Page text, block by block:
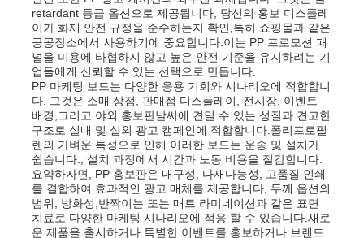
PP 파이프
폴리프로필렌 파이프 피팅
retardant 등급 옵션으로 제공됩니다, 당신의 홍보 디스플레
이가 화재 안전 규정을 준수하는지 확인,특히 쇼핑몰과 같은
공공장소에서 사용하기에 중요합니다.이는 PP 프로모션 패
널을 미용에 타협하지 않고 높은 안전 기준을 유지하려는 기
업들에게 신뢰할 수 있는 선택으로 만듭니다.
PP 마케팅 보드는 다양한 응용 기회와 시나리오에 적합합니
다. 그것은 소매 상점, 판매점 디스플레이, 전시장, 이벤트
배경,그리고 야외 홍보판날씨에 견딜 수 있는 성질과 견고한
구조로 실내 및 실외 광고 캠페인에 적합합니다.폴리프로필
렌의 가벼운 특성으로 인해 이러한 보드는 운송 및 설치가
쉽습니다., 설치 과정에서 시간과 노동 비용을 절감합니다.
요약하자면, PP 홍보판은 내구성, 다재다능성, 고품질 인쇄
를 결합하여 효과적인 광고 매체를 제공합니다. 두께 옵션의
범위, 방화성,반짝이는 또는 매트 라미네이션과 같은 표면
치료로 다양한 마케팅 시나리오에 적응 할 수 있습니다.새로
운 제품을 출시하거나 특별한 이벤트를 홍보하거나 브랜드